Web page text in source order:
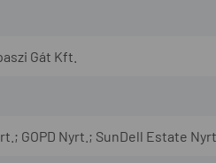
Gát Kft.
GOPD Nyrt.; SunDell Estate